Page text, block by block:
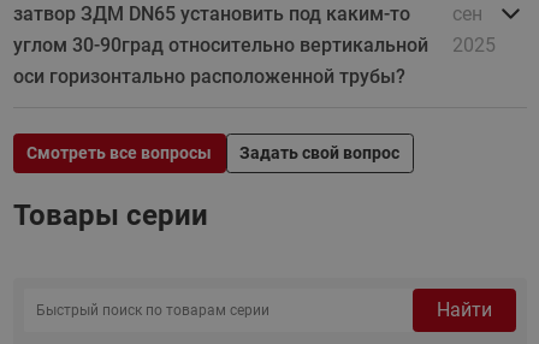
затвор ЗДМ DN65 установить под каким-то
углом 30-90град относительно вертикальной
оси горизонтально расположенной трубы?
сен
2025
Смотреть все вопросы Задать свой вопрос
Товары серии
Найти